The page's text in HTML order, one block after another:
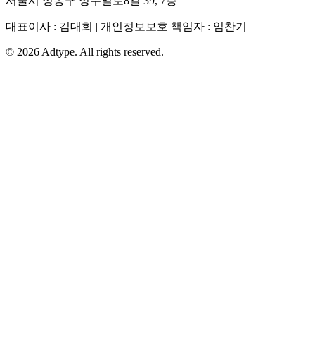
대표이사 : 김대희 | 개인정보보호 책임자 : 임찬기
© 2026 Adtype. All rights reserved.